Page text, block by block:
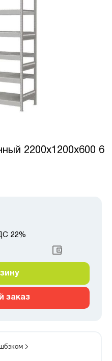
2200x1200x600 6
22%
заказ